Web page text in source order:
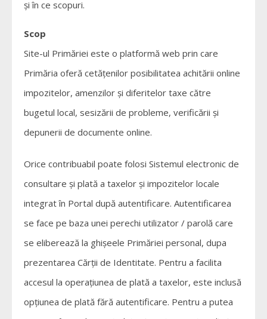
și în ce scopuri.
Scop
Site-ul Primăriei este o platformă web prin care
Primăria oferă cetățenilor posibilitatea achitării online
impozitelor, amenzilor și diferitelor taxe către
bugetul local, sesizării de probleme, verificării și
depunerii de documente online.
Orice contribuabil poate folosi Sistemul electronic de
consultare și plată a taxelor și impozitelor locale
integrat în Portal după autentificare. Autentificarea
se face pe baza unei perechi utilizator / parolă care
se eliberează la ghișeele Primăriei personal, dupa
prezentarea Cărții de Identitate. Pentru a facilita
accesul la operațiunea de plată a taxelor, este inclusă
opțiunea de plată fără autentificare. Pentru a putea